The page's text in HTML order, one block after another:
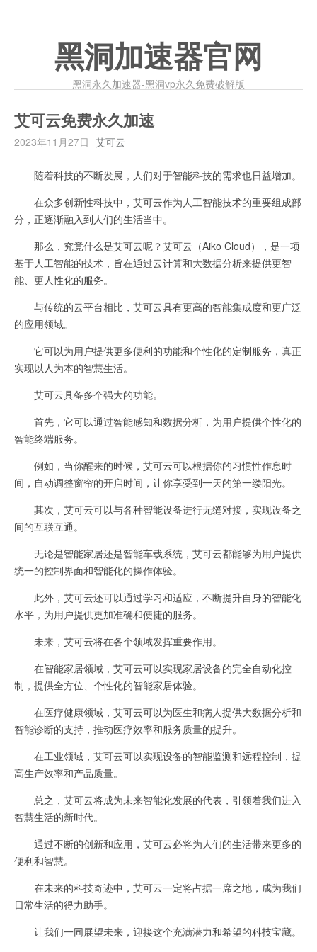
黑洞加速器官网
黑洞永久加速器-黑洞vp永久免费破解版
艾可云免费永久加速
2023年11月27日 艾可云
随着科技的不断发展，人们对于智能科技的需求也日益增加。
在众多创新性科技中，艾可云作为人工智能技术的重要组成部
分，正逐渐融入到人们的生活当中。
那么，究竟什么是艾可云呢？艾可云（Aiko Cloud），是一项
基于人工智能的技术，旨在通过云计算和大数据分析来提供更智
能、更人性化的服务。
与传统的云平台相比，艾可云具有更高的智能集成度和更广泛
的应用领域。
它可以为用户提供更多便利的功能和个性化的定制服务，真正
实现以人为本的智慧生活。
艾可云具备多个强大的功能。
首先，它可以通过智能感知和数据分析，为用户提供个性化的
智能终端服务。
例如，当你醒来的时候，艾可云可以根据你的习惯性作息时
间，自动调整窗帘的开启时间，让你享受到一天的第一缕阳光。
其次，艾可云可以与各种智能设备进行无缝对接，实现设备之
间的互联互通。
无论是智能家居还是智能车载系统，艾可云都能够为用户提供
统一的控制界面和智能化的操作体验。
此外，艾可云还可以通过学习和适应，不断提升自身的智能化
水平，为用户提供更加准确和便捷的服务。
未来，艾可云将在各个领域发挥重要作用。
在智能家居领域，艾可云可以实现家居设备的完全自动化控
制，提供全方位、个性化的智能家居体验。
在医疗健康领域，艾可云可以为医生和病人提供大数据分析和
智能诊断的支持，推动医疗效率和服务质量的提升。
在工业领域，艾可云可以实现设备的智能监测和远程控制，提
高生产效率和产品质量。
总之，艾可云将成为未来智能化发展的代表，引领着我们进入
智慧生活的新时代。
通过不断的创新和应用，艾可云必将为人们的生活带来更多的
便利和智慧。
在未来的科技奇迹中，艾可云一定将占据一席之地，成为我们
日常生活的得力助手。
让我们一同展望未来，迎接这个充满潜力和希望的科技宝藏。